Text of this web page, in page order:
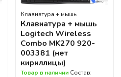
Клавиатура + мышь
Клавиатура + мышь
Logitech Wireless
Combo MK270 920-
003381 (нет
кириллицы)
Товар в наличии Состав: